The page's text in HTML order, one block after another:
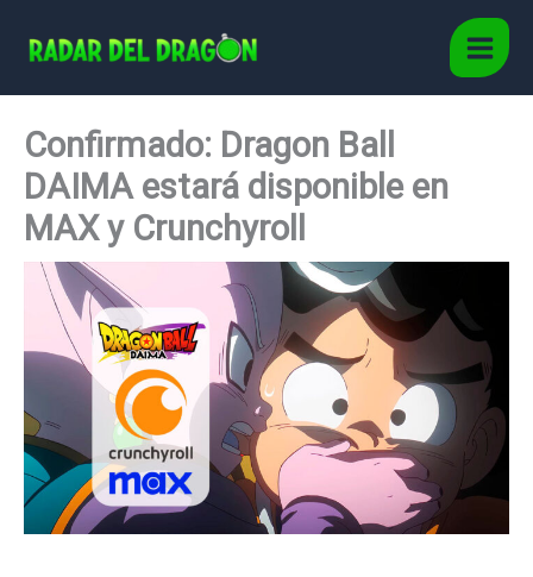
Main
Confirmado: Dragon Ball
DAIMA estará disponible en
MAX y Crunchyroll